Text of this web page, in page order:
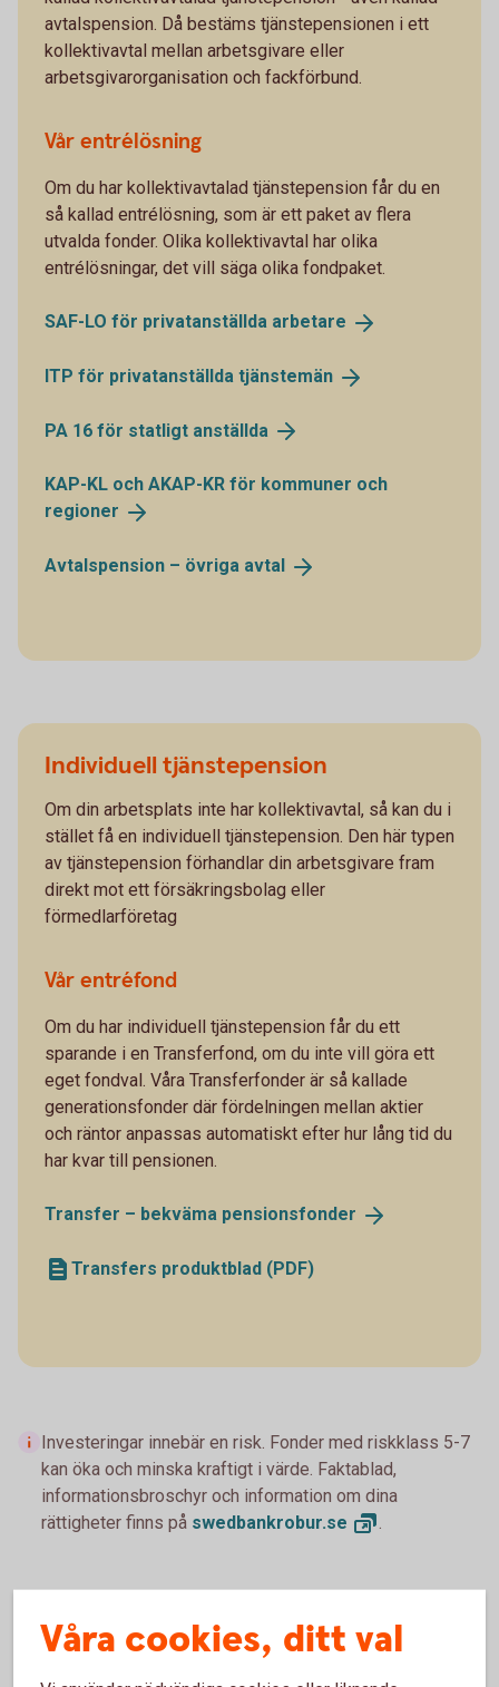
avtalspension. Då bestäms tjänstepensionen i ett
kollektivavtal mellan arbetsgivare eller
arbetsgivarorganisation och fackförbund.
Vår entrélösning
Om du har kollektivavtalad tjänstepension får du en
så kallad entrélösning, som är ett paket av flera
utvalda fonder. Olika kollektivavtal har olika
entrélösningar, det vill säga olika fondpaket.
SAF-LO för privatanställda arbetare
ITP för privatanställda tjänstemän
PA 16 för statligt anställda
KAP-KL och AKAP-KR för kommuner och
regioner
Avtalspension – övriga avtal
Individuell tjänstepension
Om din arbetsplats inte har kollektivavtal, så kan du i
stället få en individuell tjänstepension. Den här typen
av tjänstepension förhandlar din arbetsgivare fram
direkt mot ett försäkringsbolag eller
förmedlarföretag
Vår entréfond
Om du har individuell tjänstepension får du ett
sparande i en Transferfond, om du inte vill göra ett
eget fondval. Våra Transferfonder är så kallade
generationsfonder där fördelningen mellan aktier
och räntor anpassas automatiskt efter hur lång tid du
har kvar till pensionen.
Transfer – bekväma pensionsfonder
Transfers produktblad (PDF)
Investeringar innebär en risk. Fonder med riskklass 5-7
kan öka och minska kraftigt i värde. Faktablad,
informationsbroschyr och information om dina
rättigheter finns på swedbankrobur.se
Byt fonder
Våra cookies, ditt val